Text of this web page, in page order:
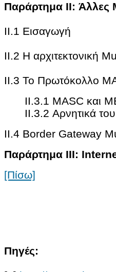
Παράρτημα II: Άλλες
II.1 Εισαγωγή
II.2 Η αρχιτεκτονική
ΙΙ.3 Το Πρωτόκολλο
II.3.1 MASC και
II.3.2 Αρνητικά
II.4 Border Gateway
Παράρτημα III:
[Πίσω]
Πηγές: